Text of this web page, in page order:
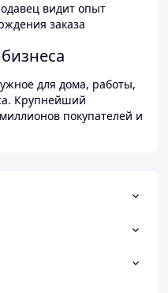
видит опыт
заказа
для дома, работы,
Крупнейший
покупателей и